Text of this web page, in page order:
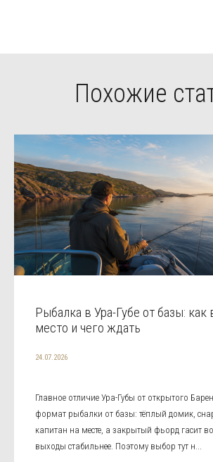
Похожие
Рыбалка в Ура-Губе от базы: как
место и чего ждать
24.07.2026
Главное отличие Ура-Губы от открытого
формат рыбалки от базы: тёплый домик,
капитан на месте, а закрытый фьорд гасит
выходы стабильнее. Поэтому выбор тут н...